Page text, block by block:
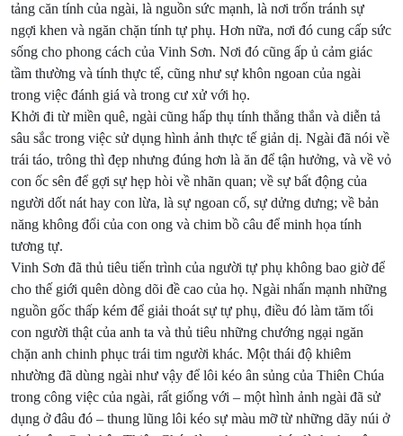
tảng căn tính của ngài, là nguồn sức mạnh, là nơi trốn tránh sự
ngợi khen và ngăn chặn tính tự phụ. Hơn nữa, nơi đó cung cấp sức
sống cho phong cách của Vinh Sơn. Nơi đó cũng ấp ủ cảm giác
tầm thường và tính thực tế, cũng như sự khôn ngoan của ngài
trong việc đánh giá và trong cư xử với họ.
Khởi đi từ miền quê, ngài cũng hấp thụ tính thẳng thắn và diễn tả
sâu sắc trong việc sử dụng hình ảnh thực tế giản dị. Ngài đã nói về
trái táo, trông thì đẹp nhưng đúng hơn là ăn để tận hưởng, và về vỏ
con ốc sên để gợi sự hẹp hòi về nhãn quan; về sự bất động của
người dốt nát hay con lừa, là sự ngoan cố, sự dửng dưng; về bản
năng không đổi của con ong và chim bồ câu để minh họa tính
tương tự.
Vinh Sơn đã thủ tiêu tiến trình của người tự phụ không bao giờ để
cho thế giới quên dòng dõi đề cao của họ. Ngài nhấn mạnh những
nguồn gốc thấp kém để giải thoát sự tự phụ, điều đó làm tăm tối
con người thật của anh ta và thủ tiêu những chướng ngại ngăn
chặn anh chinh phục trái tim người khác. Một thái độ khiêm
nhường đã dùng ngài như vậy để lôi kéo ân sủng của Thiên Chúa
trong công việc của ngài, rất giống với – một hình ảnh ngài đã sử
dụng ở đâu đó – thung lũng lôi kéo sự màu mỡ từ những dãy núi ở